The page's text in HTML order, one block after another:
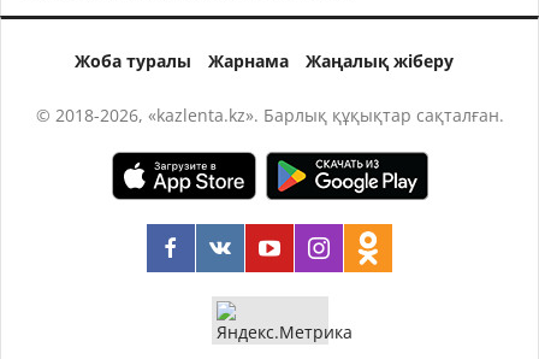
Жоба туралы Жарнама Жаңалық жіберу
© 2018-2026, «kazlenta.kz». Барлық құқықтар сақталған.